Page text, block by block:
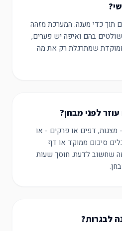
תוך כדי מענה: המערכת מזהה
בהם ואיפה יש פערים,
ממוקדת שמתרגלת רק את מה
לפני מבחן?
מצגות, דפים או פרקים - או
סיכום ממוקד או דף
שחשוב לדעת. חוסך שעות
לבגרות?